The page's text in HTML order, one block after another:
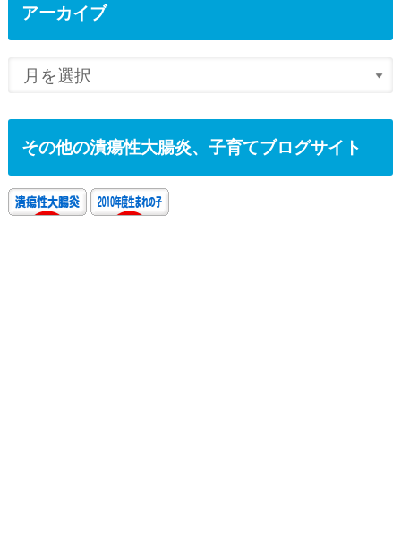
アーカイブ
その他の潰瘍性大腸炎、子育てブログサイト